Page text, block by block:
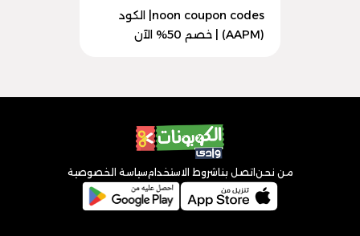
noon coupon codes| الكود
(AAPM) | خصم 50% الآن
من نحن اتصل بنا شروط الاستخدامسياسة الخصوصية